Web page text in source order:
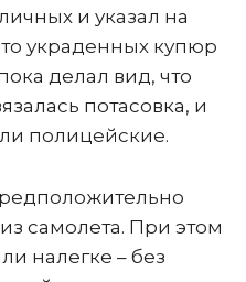
и указал на
украденных купюр
делал вид, что
потасовка, и
полицейские.
самолета. При этом
налегке – без